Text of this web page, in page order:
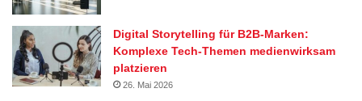
Digital Storytelling für B2B-Marken:
Komplexe Tech-Themen medienwirksam
platzieren
26. Mai 2026